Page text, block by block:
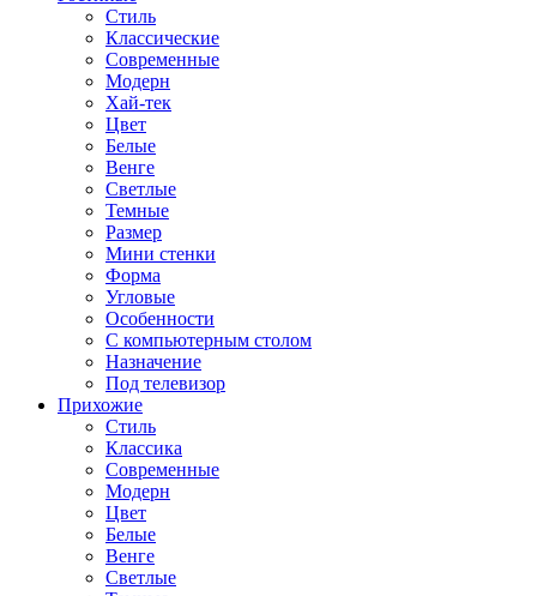
Стиль
Классические
Современные
Модерн
Хай-тек
Цвет
Белые
Венге
Светлые
Темные
Размер
Мини стенки
Форма
Угловые
Особенности
С компьютерным столом
Назначение
Под телевизор
Прихожие
Стиль
Классика
Современные
Модерн
Цвет
Белые
Венге
Светлые